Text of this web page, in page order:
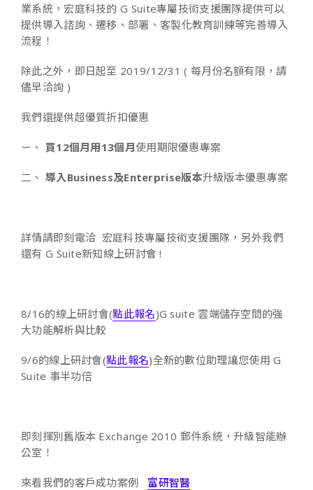
業系統，宏庭科技的 G Suite專屬技術支援團隊提供可以
提供導入諮詢、遷移、部署、客製化教育訓練等完善導入
流程！
除此之外，即日起至 2019/12/31 ( 每月份名額有限，請
儘早洽詢 )
我們還提供超優質折扣優惠
ㄧ、 買12個月用13個月使用期限優惠專案
二、 導入Business及Enterprise版本升級版本優惠專案
詳情請即刻電洽 宏庭科技專屬技術支援團隊，另外我們
還有 G Suite新知線上研討會 !
8/16的線上研討會(點此報名)G suite 雲端儲存空間的強
大功能解析與比較
9/6的線上研討會(點此報名)全新的數位助理讓您使用 G
Suite 事半功倍
即刻揮別舊版本 Exchange 2010 郵件系統，升級智能辦
公室！
來看我們的客戶成功案例 富研智醫